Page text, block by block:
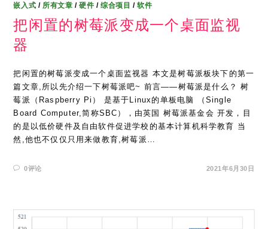
嵌入式 / 所有文章 /硬件 /综合项目 /软件
把闲置的树莓派变成一个桌面监视
器
把闲置的树莓派变成一个桌面监视器 本文是树莓派板块下的第一
篇文章,所以先介绍一下树莓派吧~ 前言——树莓派是什么？ 树
莓派（Raspberry Pi） 是基于Linux的单板电脑 （Single
Board Computer,简称SBC），由英国 树莓派基金会 开发，目
的是以低价硬件及自由软件促进学校的基本计算机科学教育 当
然,他也不仅仅只用来做教育,树莓派…
0评论 2021年6月30日